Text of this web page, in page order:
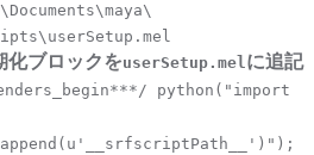
ブロックをuserSetup.melに追記
python("import